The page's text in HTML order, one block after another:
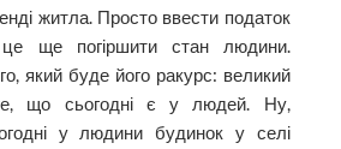
житла. Просто ввести податок
це ще погіршити стан людини.
який буде його ракурс: великий
що сьогодні є у людей. Ну,
у людини будинок у селі